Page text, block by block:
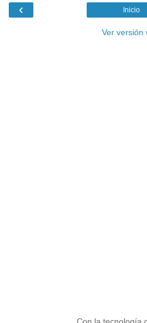
‹ Inicio
Ver versión